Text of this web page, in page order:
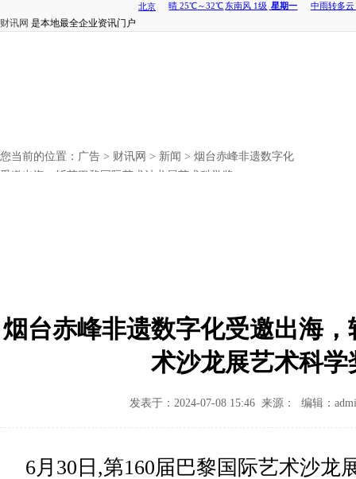
财讯网 是本地最全企业资讯门户
您当前的位置： 广告 > 财讯网 > 新闻 > 烟台赤峰非遗数字化
受邀出海，斩获巴黎国际艺术沙龙展艺术科学奖
烟台赤峰非遗数字化受邀出海
术沙龙展艺术科学
发表于：2024-07-08 15:46 来源： 编辑：
6月 30 日,第160届巴黎国际艺术沙龙